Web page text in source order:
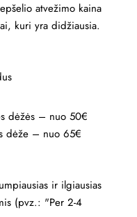
atvežimo kaina
kuri yra didžiausia.
dėžės – nuo 50€
dėže – nuo 65€
ir ilgiausias
(pvz.: "Per 2-4